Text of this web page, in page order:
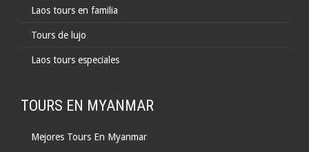
Laos tours en familia
Tours de lujo
Laos tours especiales
TOURS EN MYANMAR
Mejores Tours En Myanmar